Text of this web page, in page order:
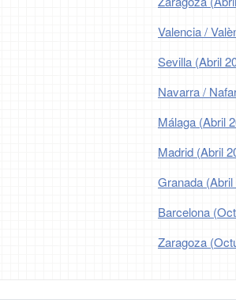
Valencia /
Sevilla (Abril
Navarra /
Málaga (Abril
Madrid (Abril
Granada (Abril
Barcelona
Zaragoza